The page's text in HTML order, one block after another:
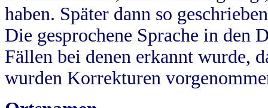
haben. Später dann so
Die gesprochene Sprache in
Fällen bei denen erkannt wurde,
wurden Korrekturen